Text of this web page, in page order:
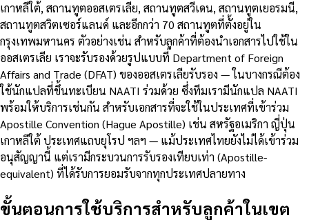
เกาหลีใต้, สถานทูตออสเตรเลีย, สถานทูตสวีเดน, สถานทูตเยอรมนี,
สถานทูตสวิตเซอร์แลนด์ และอีกกว่า 70 สถานทูตที่ตั้งอยู่ใน
กรุงเทพมหานคร ตัวอย่างเช่น สำหรับลูกค้าที่ต้องนำเอกสารไปใช้ใน
ออสเตรเลีย เราจะรับรองด้วยรูปแบบที่ Department of Foreign
Affairs and Trade (DFAT) ของออสเตรเลียรับรอง — ในบางกรณีต้อง
ใช้นักแปลที่ขึ้นทะเบียน NAATI ร่วมด้วย ซึ่งทีมเรามีนักแปล NAATI
พร้อมให้บริการเช่นกัน สำหรับเอกสารที่จะใช้ในประเทศที่เข้าร่วม
Apostille Convention (Hague Apostille) เช่น สหรัฐอเมริกา ญี่ปุ่น
เกาหลีใต้ ประเทศแถบยุโรป ฯลฯ — แม้ประเทศไทยยังไม่ได้เข้าร่วม
อนุสัญญานี้ แต่เรามีกระบวนการรับรองเทียบเท่า (Apostille-
equivalent) ที่ได้รับการยอมรับจากทุกประเทศปลายทาง
ขั้นตอนการใช้บริการสำหรับลูกค้าในเขต